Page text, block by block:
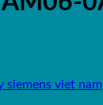
siemens viet nam